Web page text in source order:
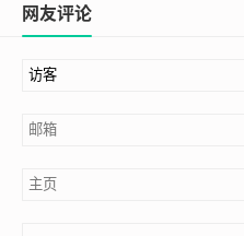
网友评论